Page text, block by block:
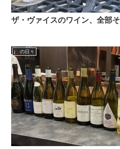
ザ・ヴァイスのワイン、全部
j の日々